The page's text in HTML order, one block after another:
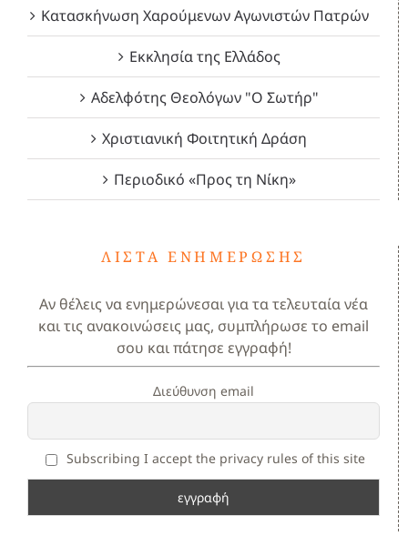
Κατασκήνωση Χαρούμενων Αγωνιστών Πατρών
Εκκλησία της Ελλάδος
Αδελφότης Θεολόγων "Ο Σωτήρ"
Χριστιανική Φοιτητική Δράση
Περιοδικό «Προς τη Νίκη»
ΛΊΣΤΑ ΕΝΗΜΈΡΩΣΗΣ
Αν θέλεις να ενημερώνεσαι για τα τελευταία νέα
και τις ανακοινώσεις μας, συμπλήρωσε το email
σου και πάτησε εγγραφή!
Διεύθυνση email
Subscribing I accept the privacy rules of this site